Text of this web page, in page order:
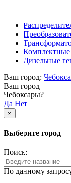
Комплектные
Дизельные
Ваш город:
Ваш город
Чебоксары?
Да Нет
×
Выберите город
Поиск:
По данному